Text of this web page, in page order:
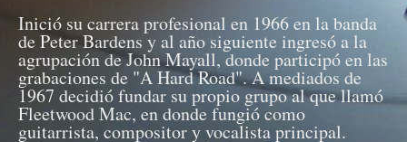
Inició su carrera profesional en 1966 en la banda
de Peter Bardens y al año siguiente ingresó a la
agrupación de John Mayall, donde participó en las
grabaciones de "A Hard Road". A mediados de
1967 decidió fundar su propio grupo al que llamó
Fleetwood Mac, en donde fungió como
guitarrista, compositor y vocalista principal.